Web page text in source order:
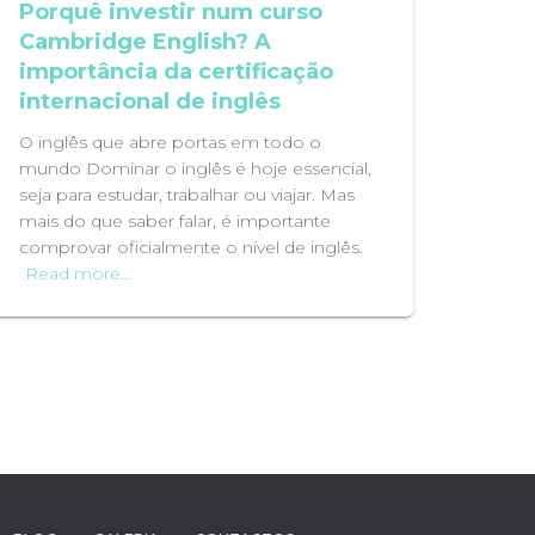
Porquê investir num curso
Cambridge English? A
importância da certificação
internacional de inglês
O inglês que abre portas em todo o
mundo Dominar o inglês é hoje essencial,
seja para estudar, trabalhar ou viajar. Mas
mais do que saber falar, é importante
comprovar oficialmente o nível de inglês.
Read more…